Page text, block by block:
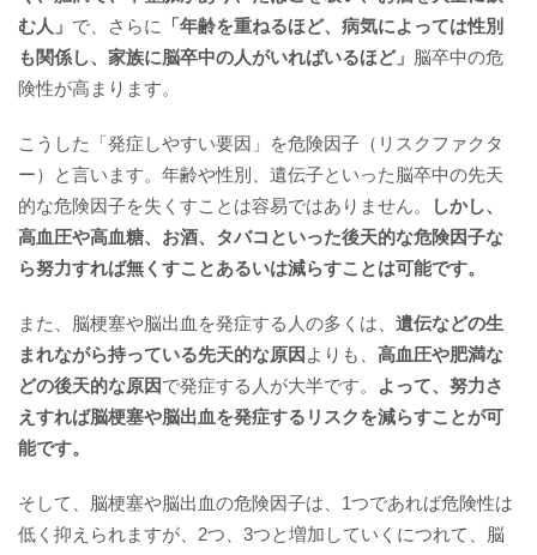
む人」 で、さらに 「年齢を重ねるほど、病気によっては性別
も関係し、家族に脳卒中の人がいればいるほど」 脳卒中の危
険性が高まります。
こうした「発症しやすい要因」を危険因子（リスクファクタ
ー）と言います。年齢や性別、遺伝子といった脳卒中の先天
的な危険因子を失くすことは容易ではありません。
しかし、
高血圧や高血糖、お酒、タバコといった後天的な危険因子な
ら努力すれば無くすことあるいは減らすことは可能です。
また、脳梗塞や脳出血を発症する人の多くは、 遺伝などの生
まれながら持っている先天的な原因 よりも、 高血圧や肥満な
どの後天的な原因で発症する人が大半です。
よって、努力さ
えすれば脳梗塞や脳出血を発症するリスクを減らすことが可
能です。
そして、脳梗塞や脳出血の危険因子は、1つであれば危険性は
低く抑えられますが、2つ、3つと増加していくにつれて、脳